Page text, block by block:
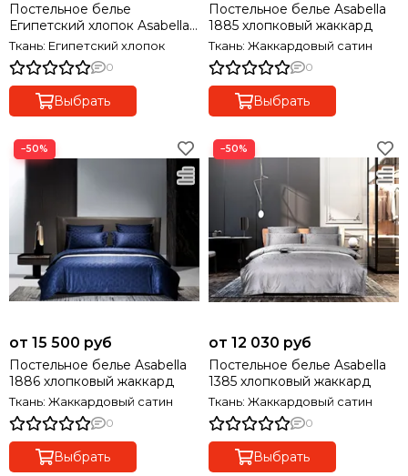
Постельное белье
Египетский хлопок Asabella
2219
Ткань: Египетский хлопок
0
Выбрать
Постельное белье Asabella
1885 хлопковый жаккард
Ткань: Жаккардовый сатин
0
Выбрать
−50%
от 15 500 руб
Постельное белье Asabella
1886 хлопковый жаккард
Ткань: Жаккардовый сатин
0
Выбрать
−50%
от 12 030 руб
Постельное белье Asabella
1385 хлопковый жаккард
Ткань: Жаккардовый сатин
0
Выбрать